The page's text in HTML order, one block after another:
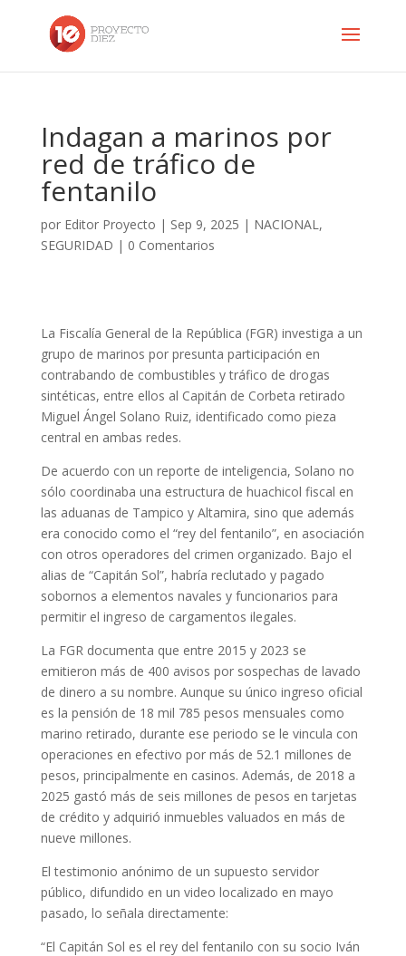
Indagan a marinos por
red de tráfico de
fentanilo
por Editor Proyecto | Sep 9, 2025 | NACIONAL,
SEGURIDAD | 0 Comentarios
La Fiscalía General de la República (FGR) investiga a un
grupo de marinos por presunta participación en
contrabando de combustibles y tráfico de drogas
sintéticas, entre ellos al Capitán de Corbeta retirado
Miguel Ángel Solano Ruiz, identificado como pieza
central en ambas redes.
De acuerdo con un reporte de inteligencia, Solano no
sólo coordinaba una estructura de huachicol fiscal en
las aduanas de Tampico y Altamira, sino que además
era conocido como el “rey del fentanilo”, en asociación
con otros operadores del crimen organizado. Bajo el
alias de “Capitán Sol”, habría reclutado y pagado
sobornos a elementos navales y funcionarios para
permitir el ingreso de cargamentos ilegales.
La FGR documenta que entre 2015 y 2023 se
emitieron más de 400 avisos por sospechas de lavado
de dinero a su nombre. Aunque su único ingreso oficial
es la pensión de 18 mil 785 pesos mensuales como
marino retirado, durante ese periodo se le vincula con
operaciones en efectivo por más de 52.1 millones de
pesos, principalmente en casinos. Además, de 2018 a
2025 gastó más de seis millones de pesos en tarjetas
de crédito y adquirió inmuebles valuados en más de
nueve millones.
El testimonio anónimo de un supuesto servidor
público, difundido en un video localizado en mayo
pasado, lo señala directamente:
“El Capitán Sol es el rey del fentanilo con su socio Iván